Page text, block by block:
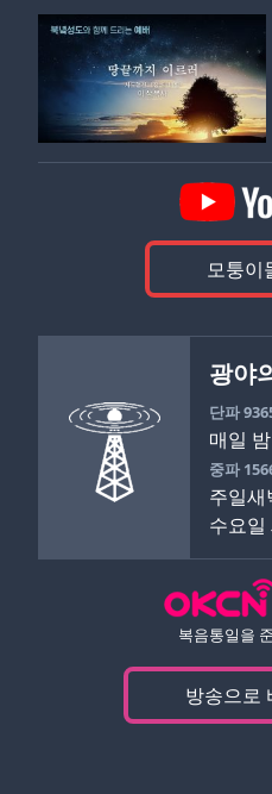
모퉁이
광야
단파
매일
중파
주일새
수요일
복음통일을
방송으로